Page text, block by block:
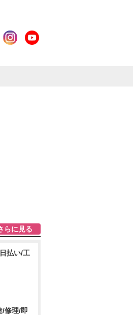
らに見る
払い/工
/修理/即